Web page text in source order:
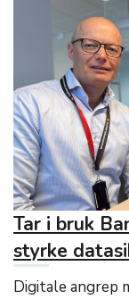
Tar i bruk
styrke
Digitale angrep